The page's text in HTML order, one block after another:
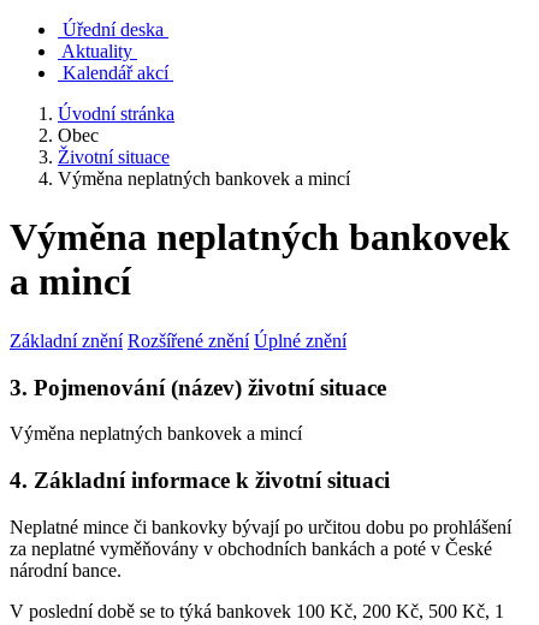
Úřední deska
Aktuality
Kalendář akcí
Úvodní stránka
Obec
Životní situace
Výměna neplatných bankovek a mincí
Výměna neplatných bankovek
a mincí
Základní znění Rozšířené znění Úplné znění
3. Pojmenování (název) životní situace
Výměna neplatných bankovek a mincí
4. Základní informace k životní situaci
Neplatné mince či bankovky bývají po určitou dobu po prohlášení
za neplatné vyměňovány v obchodních bankách a poté v České
národní bance.
V poslední době se to týká bankovek 100 Kč, 200 Kč, 500 Kč, 1